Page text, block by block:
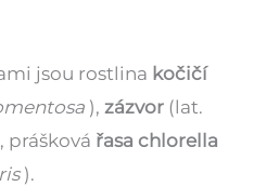
jsou rostlina kočičí
),zázvor (lat.
, prášková řasa chlorella
).